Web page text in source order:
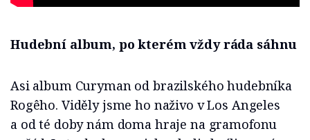
Hudební album, po kterém vždy ráda sáhnu
Asi album Curyman od brazilského hudebníka
Rogêho. Viděly jsme ho naživo v Los Angeles
a od té doby nám doma hraje na gramofonu